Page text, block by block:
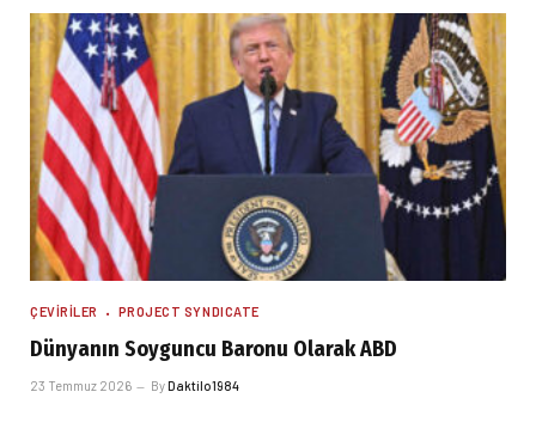
ÇEVIRILER PROJECT SYNDICATE
Dünyanın Soyguncu Baronu Olarak ABD
23 Temmuz 2026 ByDaktilo1984